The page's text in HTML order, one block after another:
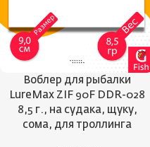
Воблер для рыбалки
LureMax ZIF 90F DDR-028
8,5 г., на судака, щуку,
сома, для троллинга